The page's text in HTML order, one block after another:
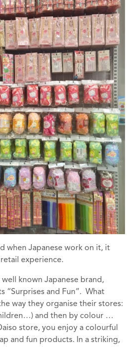
when Japanese work on it, it
experience.
well known Japanese brand,
“Surprises and Fun”. What
way they organise their stores:
and then by colour …
store, you enjoy a colourful
and fun products. In a striking,